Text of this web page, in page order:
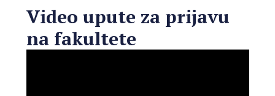
Video upute za prijavu
na fakultete